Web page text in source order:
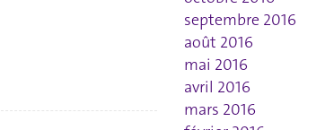
septembre 2016
août 2016
mai 2016
avril 2016
mars 2016